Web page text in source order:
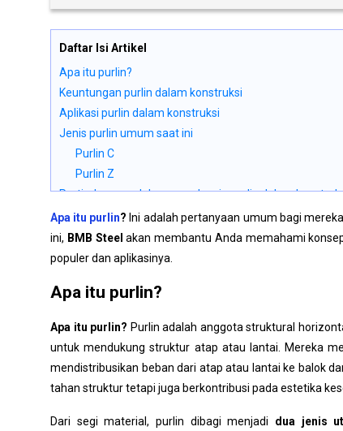
Daftar Isi Artikel
Apa itu purlin?
Keuntungan purlin dalam konstruksi
Aplikasi purlin dalam konstruksi
Jenis purlin umum saat ini
Purlin C
Purlin Z
Pertimbangan dalam mendesain purlin dalam
Supplier mana yang harus Anda pilih untuk desain dan
Apa itu purlin? Ini adalah pertanyaan umum bagi
ini, BMB Steelakan membantu Anda memahami
populer dan aplikasinya.
Apa itu purlin?
Apa itu purlin? Purlin adalah anggota struktural
untuk mendukung struktur atap atau lantai. Mereka
mendistribusikan beban dari atap atau lantai ke balok
tahan struktur tetapi juga berkontribusi pada estetika
Dari segimaterial, purlin dibagi menjadi dua jenis